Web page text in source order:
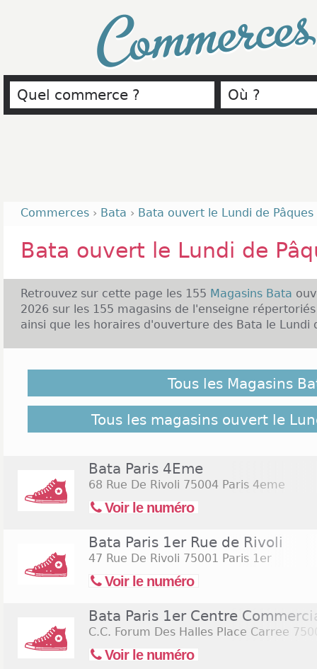
Commerces › Bata › Bata ouvert le Lundi de Pâques
Bata ouvert le Lundi de
Retrouvez sur cette page les 155 Magasins Bata
2026 sur les 155 magasins de l'enseigne
ainsi que les horaires d'ouverture des Bata le Lundi
Pâques 2026 ne soient pas répertoriés ici, cliquez
retrouver l'ensemble des magasins de l'enseigne
Commerces.com :155 Magasins Bata
Tous les Magasins
Tous les magasins ouvert le
Bata Paris 4Eme
68 Rue De Rivoli 75004 Paris 4eme
Voir le numéro
Bata Paris 1er Rue de Rivoli
47 Rue De Rivoli 75001 Paris 1er
Voir le numéro
Bata Paris 1er Centre
C.C. Forum Des Halles Place Carree
Voir le numéro